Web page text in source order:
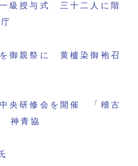
級授与式 三十二人に階
御親祭に 黄櫨染御袍召
央研修会を開催 「稽古
神青協